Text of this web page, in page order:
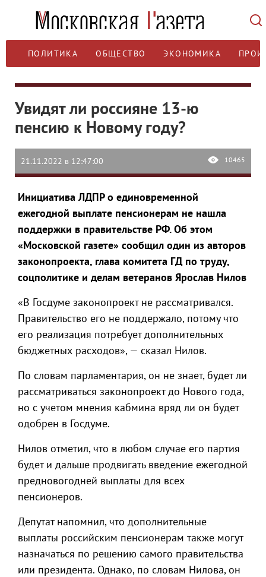
ПОЛИТИКА ОБЩЕСТВО ЭКОНОМИКА
Увидят ли россияне 13-ю
пенсию к Новому году?
21.11.2022 в 12:47:00 10465
Инициатива ЛДПР о единовременной
ежегодной выплате пенсионерам не нашла
поддержки в правительстве РФ. Об этом
«Московской газете» сообщил один из авторов
законопроекта, глава комитета ГД по труду,
соцполитике и делам ветеранов Ярослав Нилов
«В Госдуме законопроект не рассматривался.
Правительство его не поддержало, потому что
его реализация потребует дополнительных
бюджетных расходов», — сказал Нилов.
По словам парламентария, он не знает, будет ли
рассматриваться законопроект до Нового года,
но с учетом мнения кабмина вряд ли он будет
одобрен в Госдуме.
Нилов отметил, что в любом случае его партия
будет и дальше продвигать введение ежегодной
предновогодней выплаты для всех
пенсионеров.
Депутат напомнил, что дополнительные
выплаты российским пенсионерам также могут
назначаться по решению самого правительства
или президента. Однако, по словам Нилова, он